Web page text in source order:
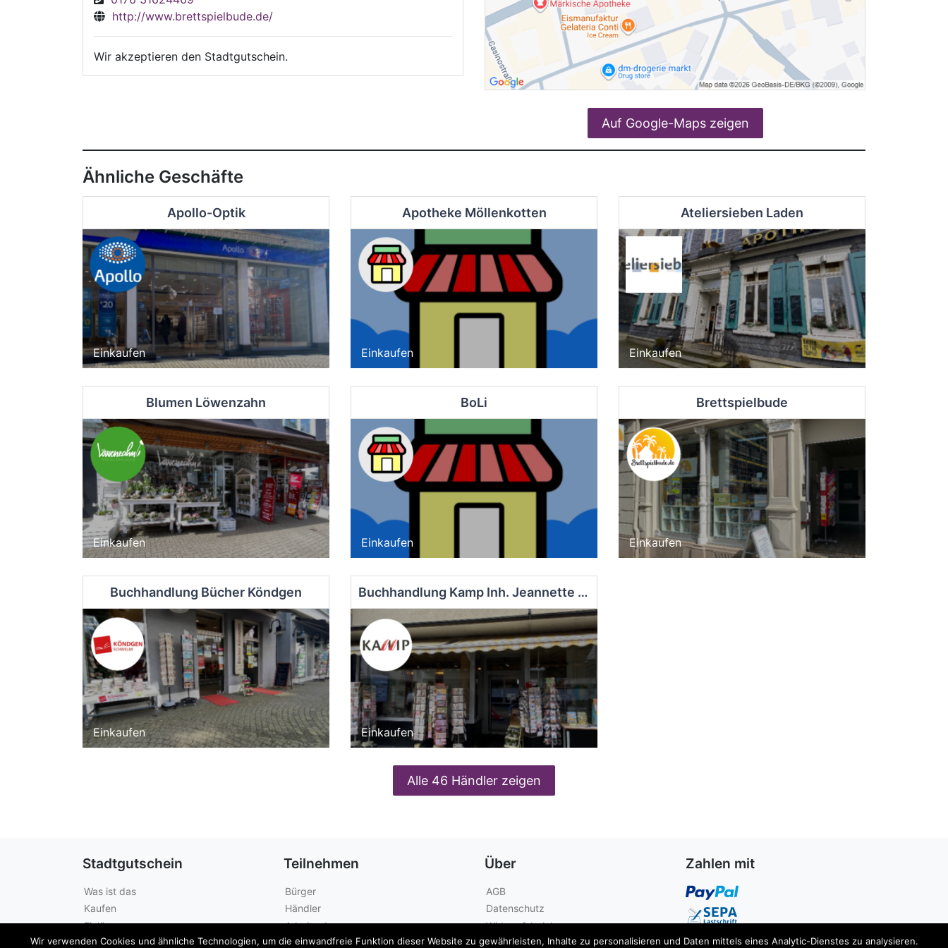
http://www.brettspielbude.de/
Wir akzeptieren den Stadtgutschein.
Auf Google-Maps zeigen
Ähnliche Geschäfte
Apollo-Optik
Einkaufen
Apotheke Möllenkotten
Einkaufen
Ateliersieben Laden
Einkaufen
Blumen Löwenzahn
Einkaufen
BoLi
Einkaufen
Brettspielbude
Einkaufen
Buchhandlung Bücher Köndgen
Einkaufen
Buchhandlung Kamp Inh. Jeannette Schida
Einkaufen
Alle 46 Händler zeigen
Stadtgutschein
Was ist das
Kaufen
Einlösen
Guthabenabfrage
Teilnehmen
Bürger
Händler
Arbeitgeber
Städte
Über
AGB
Datenschutz
Widerrufsbelehrung
Kontakt
Zahlen mit
Wir verwenden Cookies und ähnliche Technologien, um die einwandfreie Funktion dieser Website zu gewährleisten, Inhalte zu personalisieren und Daten mittels eines Analytic-Dienstes zu analysieren.